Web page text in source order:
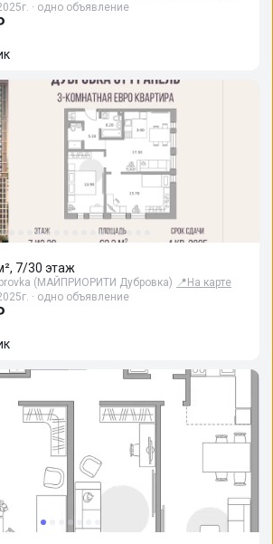
· одно объявление
7/30 этаж
(МАЙПРИОРИТИ Дубровка) 📍 На карте
· одно объявление